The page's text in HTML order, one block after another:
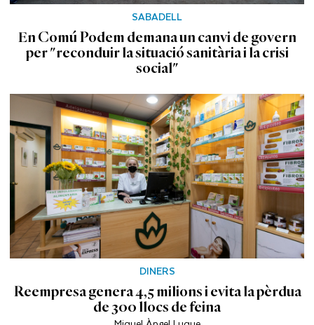
SABADELL
En Comú Podem demana un canvi de govern
per "reconduir la situació sanitària i la crisi
social"
DINERS
Reempresa genera 4,5 milions i evita la pèrdua
de 300 llocs de feina